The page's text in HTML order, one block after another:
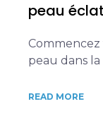
peau
peau dans la
READ MORE